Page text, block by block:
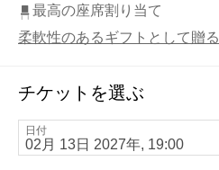
最高の座席割り当て
柔軟性のあるギフトとして贈る
チケットを選ぶ
日付